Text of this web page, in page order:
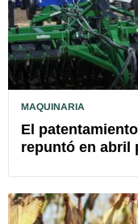
MAQUINARIA
El
repuntó en abril